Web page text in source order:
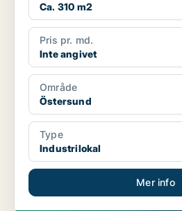
Ca. 310 m2
Pris pr. md.
Inte angivet
Område
Östersund
Type
Industrilokal
Mer info